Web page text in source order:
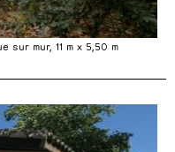
sur mur, 11 m x 5,50 m